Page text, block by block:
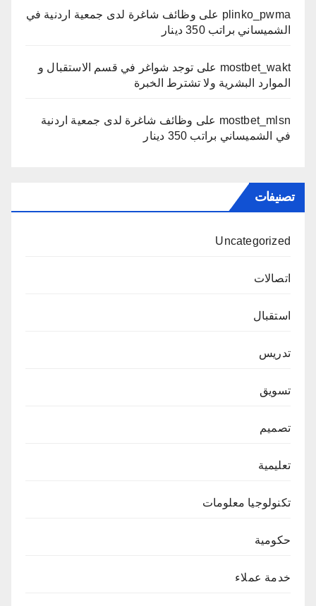
plinko_pwma على وظائف شاغرة لدى جمعية اردنية في
الشميساني براتب 350 دينار
mostbet_wakt على توجد شواغر في قسم الاستقبال و
الموارد البشرية ولا تشترط الخبرة
mostbet_mlsn على وظائف شاغرة لدى جمعية اردنية
في الشميساني براتب 350 دينار
تصنيفات
Uncategorized
اتصالات
استقبال
تدريس
تسويق
تصميم
تعليمية
تكنولوجيا معلومات
حكومية
خدمة عملاء